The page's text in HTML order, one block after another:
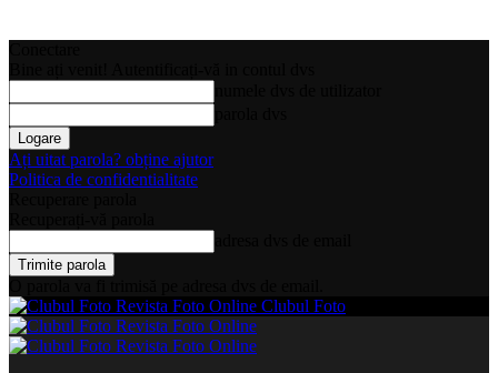
Ați uitat parola? obține ajutor
Politica de confidentialitate
Clubul Foto